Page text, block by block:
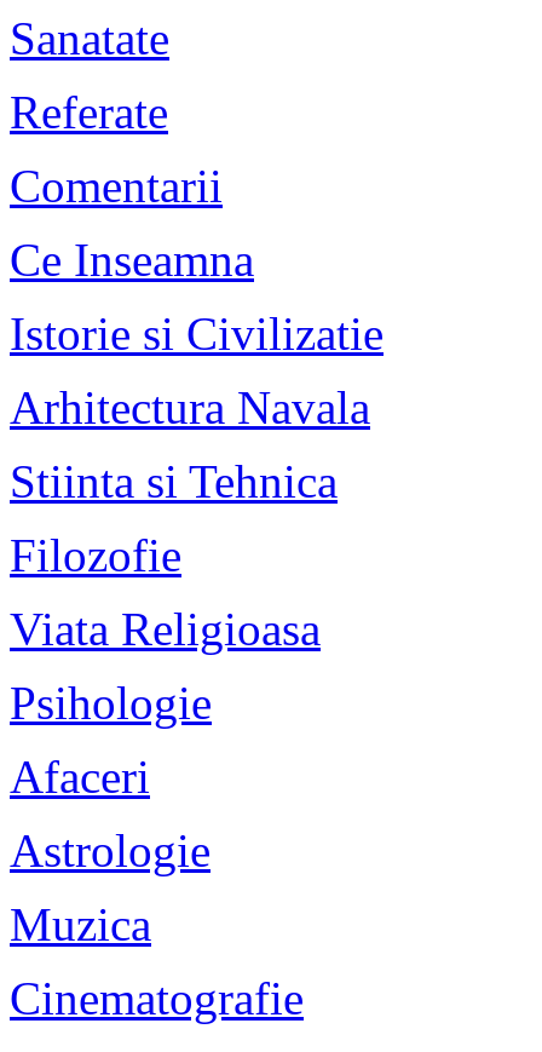
Sanatate
Referate
Comentarii
Ce Inseamna
Istorie si Civilizatie
Arhitectura Navala
Stiinta si Tehnica
Filozofie
Viata Religioasa
Psihologie
Afaceri
Astrologie
Muzica
Cinematografie